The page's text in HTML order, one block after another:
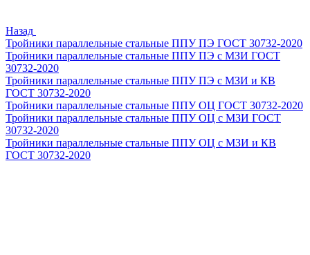
Назад
Тройники параллельные стальные ППУ ПЭ ГОСТ 30732-2020
Тройники параллельные стальные ППУ ПЭ с МЗИ ГОСТ
30732-2020
Тройники параллельные стальные ППУ ПЭ с МЗИ и КВ
ГОСТ 30732-2020
Тройники параллельные стальные ППУ ОЦ ГОСТ 30732-2020
Тройники параллельные стальные ППУ ОЦ с МЗИ ГОСТ
30732-2020
Тройники параллельные стальные ППУ ОЦ с МЗИ и КВ
ГОСТ 30732-2020